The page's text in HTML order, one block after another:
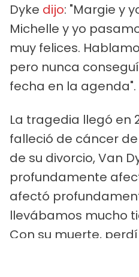
Dyke dijo: "Margie y
Michelle y yo
muy felices.
pero nunca
fecha en la agenda".
La tragedia llegó en
falleció de cáncer
de su divorcio, Van
profundamente
afectó
llevábamos mucho
Con su muerte,